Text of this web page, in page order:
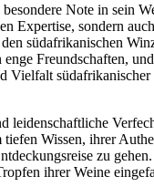
Note in sein
Expertise, sondern
südafrikanischen
Freundschaften,
Vielfalt südafrikanischer
leidenschaftliche
Wissen, ihrer
zu
ihrer Weine